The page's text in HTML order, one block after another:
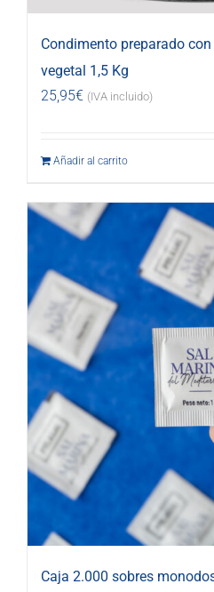
Condimento preparado
vegetal 1,5 Kg
25,95€ (IVA incluido)
Añadir al carrito
Caja 2.000 sobres